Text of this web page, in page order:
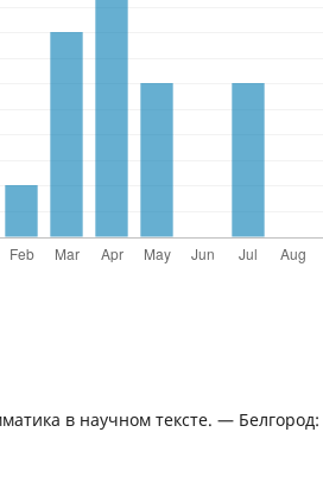
в научном тексте. — Белгород: